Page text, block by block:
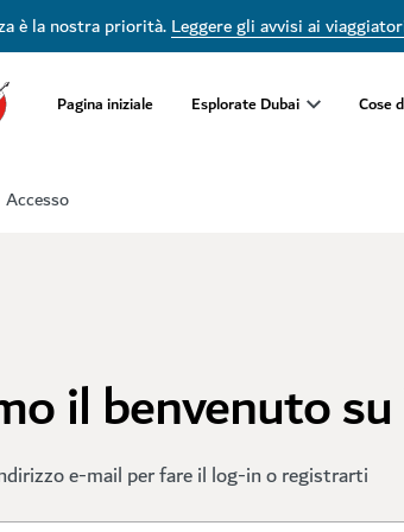
è la nostra priorità.Leggere gli avvisi ai
Pagina iniziale Esplorate Dubai Cose
Accesso
il benvenuto
e-mail per fare il log-in o registrarti